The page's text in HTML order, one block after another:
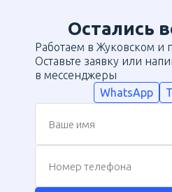
Остались
Работаем в Жуковском и
Оставьте заявку или
в мессенджеры
WhatsApp
Ваше имя
Номер телефона